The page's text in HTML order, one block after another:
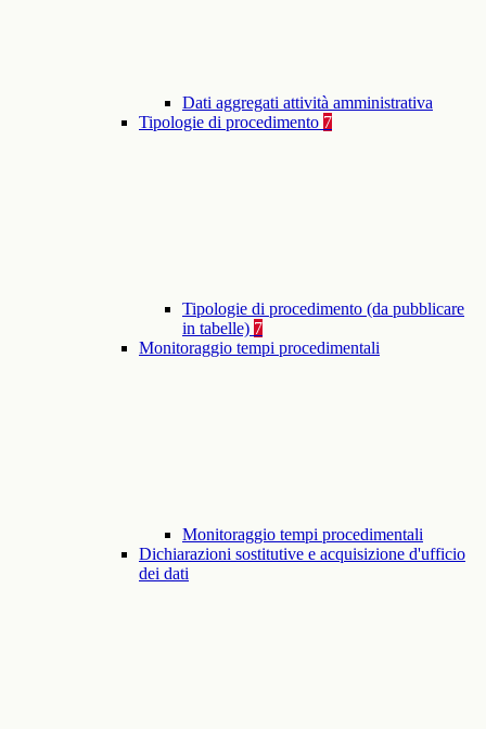
Dati aggregati attività amministrativa
Tipologie di procedimento 7
Tipologie di procedimento (da pubblicare
in tabelle) 7
Monitoraggio tempi procedimentali
Monitoraggio tempi procedimentali
Dichiarazioni sostitutive e acquisizione d'ufficio
dei dati